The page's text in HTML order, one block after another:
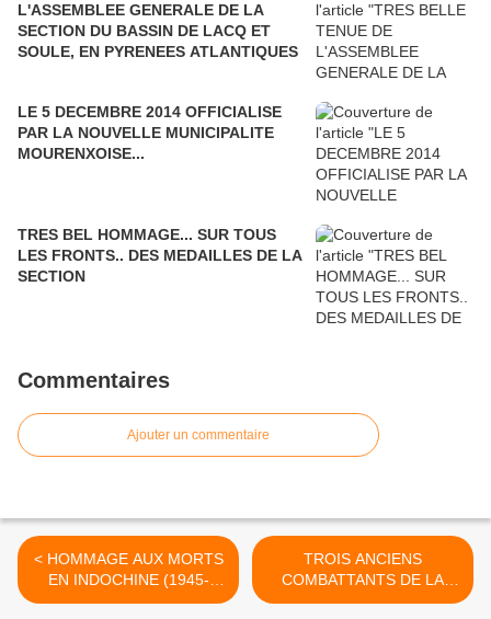
L'ASSEMBLEE GENERALE DE LA
SECTION DU BASSIN DE LACQ ET
SOULE, EN PYRENEES ATLANTIQUES
LE 5 DECEMBRE 2014 OFFICIALISE
PAR LA NOUVELLE MUNICIPALITE
MOURENXOISE...
TRES BEL HOMMAGE... SUR TOUS
LES FRONTS.. DES MEDAILLES DE LA
SECTION
Commentaires
Ajouter un commentaire
< HOMMAGE AUX MORTS
EN INDOCHINE (1945-
1954)
TROIS ANCIENS
COMBATTANTS DE LA
1533° SECTION HONORES